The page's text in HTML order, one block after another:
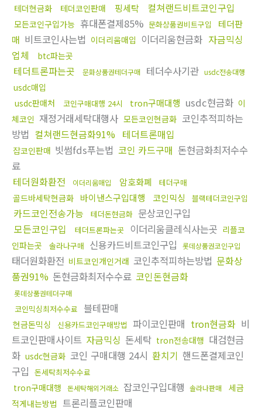
테더현금화
테더코인판매 핑세탁 컬쳐랜드비트코인구입
모든코인구입가능 휴대폰결제85% 문화상품권비트구입
테더판
매 비트코인사는법 이더리움매입 이더리움현금화 자금믹싱
업체
btc파는곳
테더트론파는곳 문화상품권테더구매 테더수사기관 usdc전송대행
usdc매입
usdc판매처
코인구매대행 24시 tron구매대행 usdc현금화 이
체코인 재정거래세탁대행사 모든코인현금화 코인추적피하는
방법 컬쳐랜드현금화91% 테더트론매입
잡코인판매 빗썸fds푸는법 코인 카드구매 돈현금화최저수수
료
테더원화환전
이더리움매입 암호화폐 테더구매
골드바세탁현금화 바이낸스구입대행 코인믹싱 블랙테더코인구입
카드코인전송가능 테더돈현금화 문상코인구입
모든코인구입
테더트론파는곳 이더리움클레식사는곳 리플코
인파는곳
솔라나구매 신용카드비트코인구입 롯데상품권코인구입
태더원화환전 비트코인개인거래 코인추적피하는방법 문화상
품권91% 돈현금화최저수수료 코인돈현금화
롯데상품권테더구매
코인믹싱최저수수료 블테판매
현금돈믹싱 신용카드코인구매방법 파이코인판매 tron현금화 비
트코인판매사이트 자금믹싱 돈세탁 tron전송대행 대검현금
화 usdc현금화 코인 구매대행 24시 환치기 핸드폰결제코인
구입 돈세탁최저수수료
tron구매대행 돈세탁해외거래소 잡코인구입대행 솔라나판매
세금
적게내는방법 트론리플코인판매